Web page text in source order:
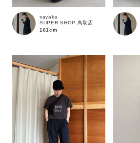
ブランド
sayaka
SUPER SHOP 鳥取店
161cm